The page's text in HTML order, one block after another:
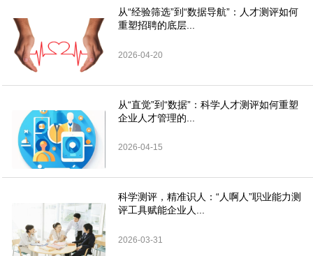
从“经验筛选”到“数据导航”：人才测评如何
重塑招聘的底层...
2026-04-20
从“直觉”到“数据”：科学人才测评如何重塑
企业人才管理的...
2026-04-15
科学测评，精准识人：“人啊人”职业能力测
评工具赋能企业人...
2026-03-31